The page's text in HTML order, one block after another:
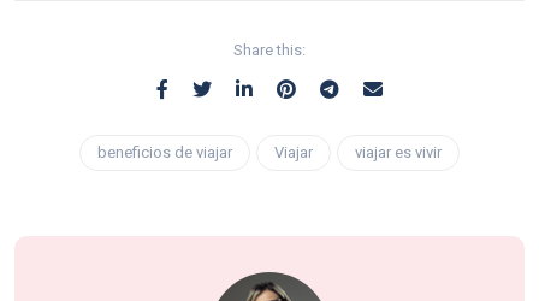
Share this:
beneficios de viajar Viajar viajar es vivir